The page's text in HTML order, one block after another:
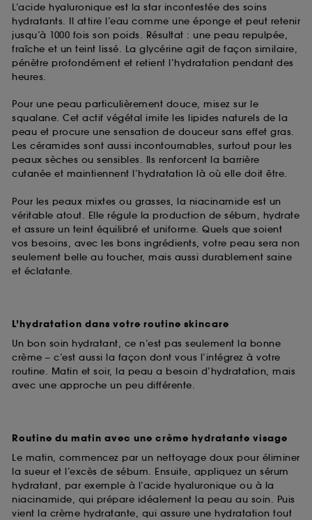
L’acide hyaluronique est la star incontestée des soins
hydratants. Il attire l’eau comme une éponge et peut retenir
jusqu’à 1000 fois son poids. Résultat : une peau repulpée,
fraîche et un teint lissé. La glycérine agit de façon similaire,
pénètre profondément et retient l’hydratation pendant des
heures.
Pour une peau particulièrement douce, misez sur le
squalane. Cet actif végétal imite les lipides naturels de la
peau et procure une sensation de douceur sans effet gras.
Les céramides sont aussi incontournables, surtout pour les
peaux sèches ou sensibles. Ils renforcent la barrière
cutanée et maintiennent l’hydratation là où elle doit être.
Pour les peaux mixtes ou grasses, la niacinamide est un
véritable atout. Elle régule la production de sébum, hydrate
et assure un teint équilibré et uniforme. Quels que soient
vos besoins, avec les bons ingrédients, votre peau sera non
seulement belle au toucher, mais aussi durablement saine
et éclatante.
L’hydratation dans votre routine skincare
Un bon soin hydratant, ce n’est pas seulement la bonne
crème – c’est aussi la façon dont vous l’intégrez à votre
routine. Matin et soir, la peau a besoin d’hydratation, mais
avec une approche un peu différente.
Routine du matin avec une crème hydratante visage
Le matin, commencez par un nettoyage doux pour éliminer
la sueur et l’excès de sébum. Ensuite, appliquez un sérum
hydratant, par exemple à l’acide hyaluronique ou à la
niacinamide, qui prépare idéalement la peau au soin. Puis
vient la crème hydratante, qui assure une hydratation tout